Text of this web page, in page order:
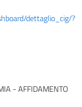
dettaglio_cig/?
- AFFIDAMENTO